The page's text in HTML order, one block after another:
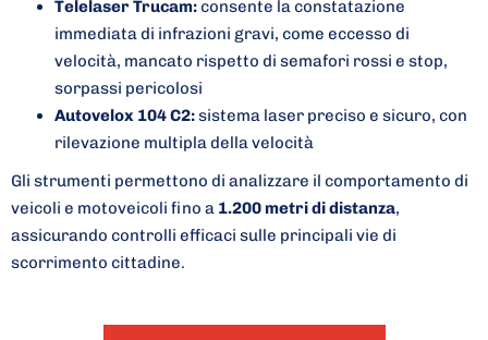
Telelaser Trucam:consente la constatazione
immediata di infrazioni gravi, come eccesso di
velocità, mancato rispetto di semafori rossi e stop,
sorpassi pericolosi
Autovelox 104 C2:sistema laser preciso e sicuro, con
rilevazione multipla della velocità
Gli strumenti permettono di analizzare il comportamento di
veicoli e motoveicoli fino a 1.200 metri di distanza,
assicurando controlli efficaci sulle principali vie di
scorrimento cittadine.